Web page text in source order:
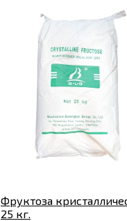
Фруктоза
25 кг.